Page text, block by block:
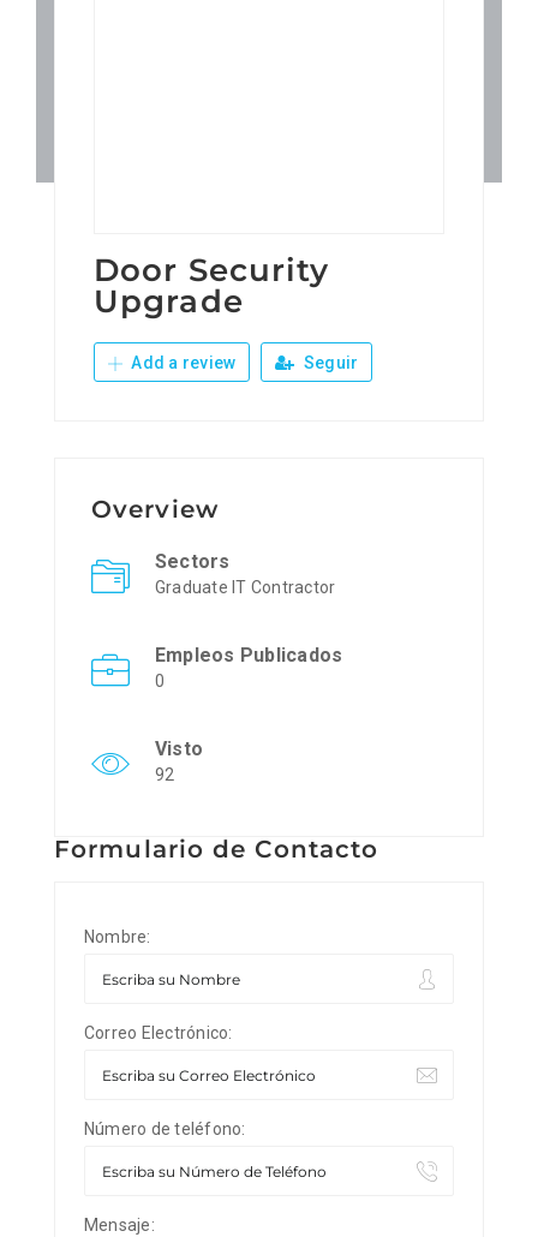
Door Security
Upgrade
Add a review Seguir
Overview
Sectors
Graduate IT Contractor
Empleos Publicados
0
Visto
92
Formulario de Contacto
Nombre:
Correo Electrónico:
Número de teléfono:
Mensaje: